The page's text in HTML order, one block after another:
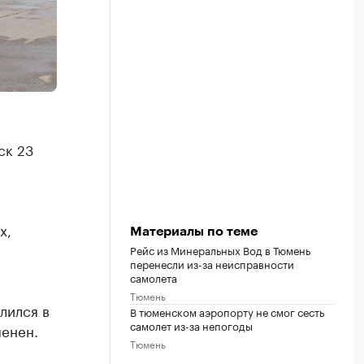
23
в
Материалы по теме
Рейс из Минеральных Вод в Тюмень
перенесли из-за неисправности
самолета
Тюмень
В тюменском аэропорту не смог сесть
самолет из-за непогоды
Тюмень